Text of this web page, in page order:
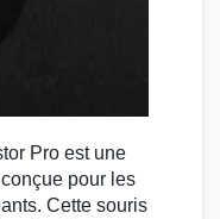
Pro est une
pour les
Cette souris